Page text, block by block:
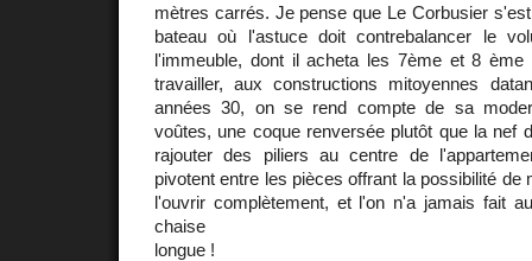
mètres carrés. Je pense que Le Corbusier
bateau où l'astuce doit contrebalancer le
l'immeuble, dont il acheta les 7ème et 8
travailler, aux constructions mitoyennes
années 30, on se rend compte de sa
voûtes, une coque renversée plutôt que la nef
rajouter des piliers au centre de
pivotent entre les pièces offrant la possibilité de
l'ouvrir complètement, et l'on n'a jamais fait
chaise
longue !